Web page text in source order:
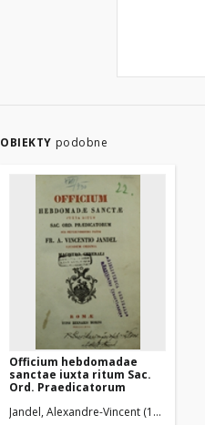
OBIEKTY podobne
Officium hebdomadae
sanctae iuxta ritum Sac.
Ord. Praedicatorum
Jandel, Alexandre-Vincent (1810-1872)